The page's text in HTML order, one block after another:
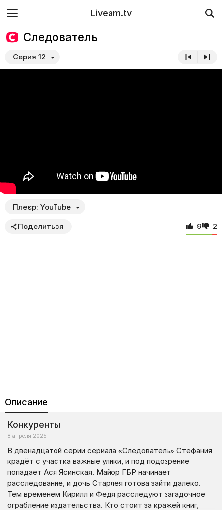
Liveam.tv
Следователь
Серия 12
Плеєр: YouTube
Поделиться 9 2
Описание
Конкуренты
8 апреля 2025
В двенадцатой серии сериала «Следователь» Стефания
крадёт с участка важные улики, и под подозрение
попадает Ася Ясинская. Майор ГБР начинает
расследование, и дочь Старлея готова зайти далеко.
Тем временем Кирилл и Федя расследуют загадочное
ограбление издательства. Кто стоит за кражей книг,